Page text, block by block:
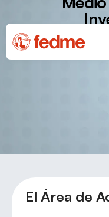
El Área de